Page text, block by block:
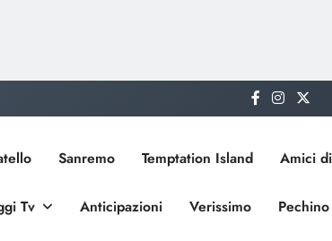
Sanremo Temptation Island Amici
Tv Anticipazioni Verissimo